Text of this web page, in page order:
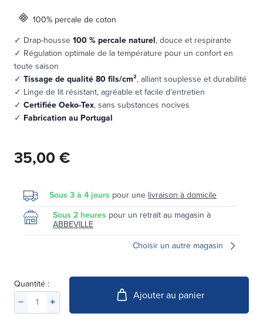
100% percale de coton
✓ Drap-housse100 % percale naturel, douce et respirante
✓ Régulation optimale de la température pour un confort en
toute saison
✓ Tissage de qualité 80 fils/cm², alliant souplesse et durabilité
✓ Linge de lit résistant, agréable et facile d’entretien
✓ Certifiée Oeko-Tex, sans substances nocives
✓ Fabrication au Portugal
35,00 €
Sous 3 à 4 jours pour une livraison à domicile
Sous 2 heures pour un retrait au magasin à
ABBEVILLE
Choisir un autre magasin
Quantité :
Ajouter au panier